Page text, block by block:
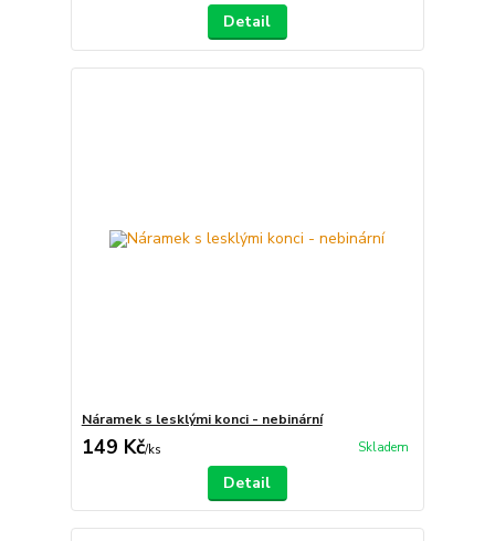
Detail
Náramek s lesklými konci - nebinární
149 Kč/ks Skladem
Detail